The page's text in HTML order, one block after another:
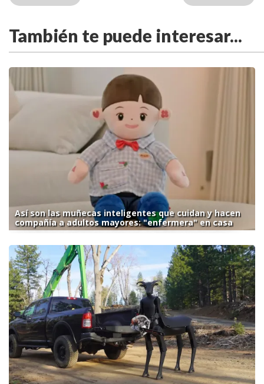
También te puede interesar...
Así son las muñecas inteligentes que cuidan y hacen
compañía a adultos mayores: "enfermera" en casa